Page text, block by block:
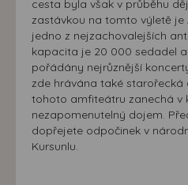
cesta byla však v průběhu
zastávkou na tomto výletě je
jedno z nejzachovalejších
kapacita je 20 000 sedadel
pořádány nejrůznější
zde hrávána také starořecká
tohoto amfiteátru zanechá v
nezapomenutelný dojem.
dopřejete odpočinek v
Kursunlu.